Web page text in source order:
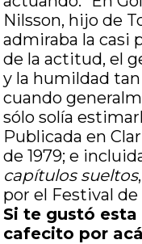
Nilsson, hijo de
admiraba la casi
de la actitud, el
y la humildad
cuando
sólo solía
Publicada en
de 1979; e
capítulos sueltos
por el Festival
Si te gustó
cafecito por